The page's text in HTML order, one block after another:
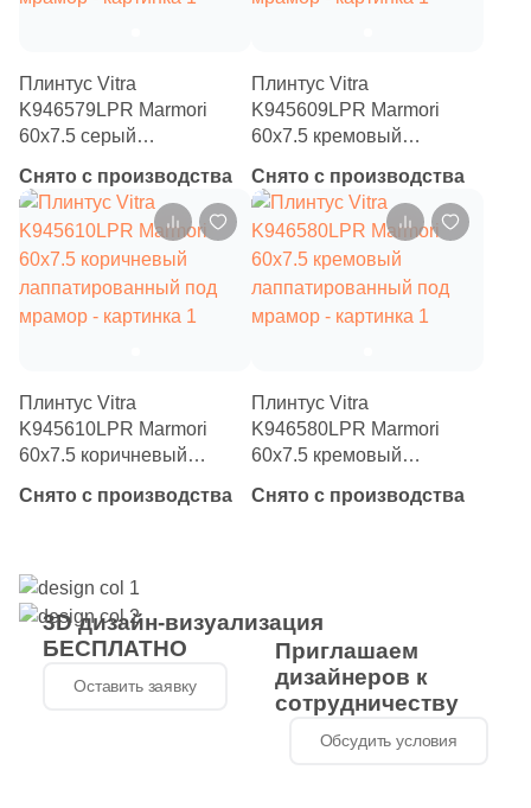
20.6x23.7 (3)
20x50 (
21x28.5 (4)
21.4x31 (1 )
21.9x25.5 (1)
22.35x25.81 (
22x37 ( 4 )
22.2x26.8 (2)
22.8x27.8 (12)
Плинтус Vitra
K946579LPR Marmori
60x7.5 серый
мрамор
Снято с производства
Плинтус Vitra
K945609LPR Marmori
60x7.5 кремовый
мрамор
Снято с производства
Плинтус Vitra
K945610LPR Marmori
60x7.5 коричневый
мрамор
Снято с производства
Плинтус Vitra
K946580LPR Marmori
60x7.5 кремовый
мрамор
Снято с производства
3D дизайн-визуализация
БЕСПЛАТНО
Оставить заявку
Приглашаем
дизайнеров к
сотрудничеству
Обсудить условия